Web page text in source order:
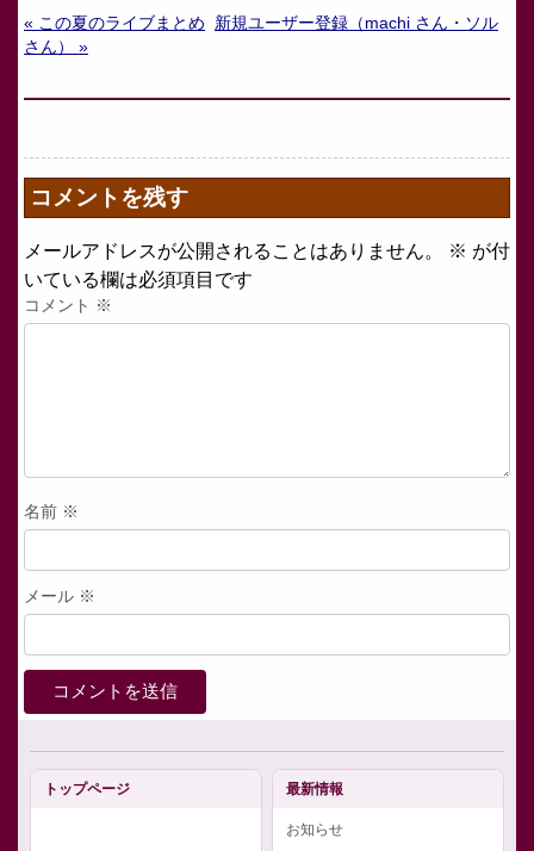
« この夏のライブまとめ
新規ユーザー登録（machi さん・ソル
さん） »
コメントを残す
メールアドレスが公開されることはありません。 ※ が付
いている欄は必須項目です
コメント ※
名前 ※
メール ※
トップページ 最新情報
お知らせ